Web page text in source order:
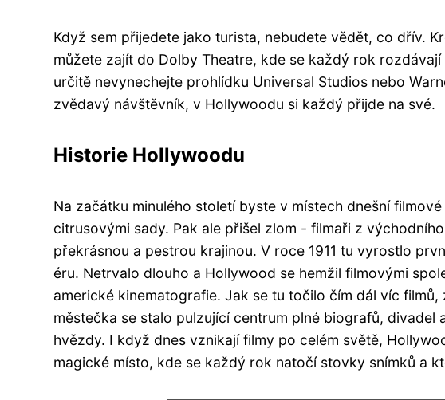
Když sem přijedete jako turista, nebudete vědět, co dřív.
můžete zajít do Dolby Theatre, kde se každý rok
určitě nevynechejte prohlídku Universal Studios nebo
zvědavý návštěvník, v Hollywoodu si každý přijde na své.
Historie Hollywoodu
Na začátku minulého století byste v místech dnešní
citrusovými sady. Pak ale přišel zlom - filmaři z
překrásnou a pestrou krajinou. V roce 1911 tu vyrostlo
éru. Netrvalo dlouho a Hollywood se hemžil filmovými
americké kinematografie. Jak se tu točilo čím dál víc
městečka se stalo pulzující centrum plné biografů,
hvězdy. I když dnes vznikají filmy po celém světě,
magické místo, kde se každý rok natočí stovky snímků a